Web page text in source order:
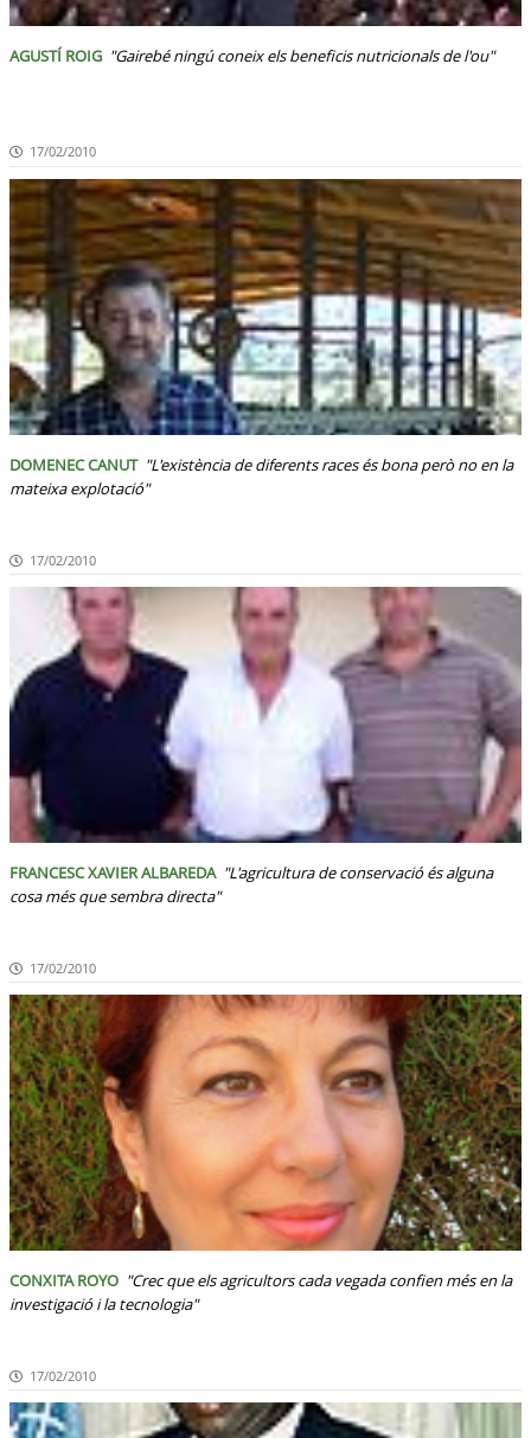
AGUSTÍ ROIG "Gairebé ningú coneix els beneficis nutricionals de l'ou"
17/02/2010
DOMENEC CANUT "L'existència de diferents races és bona però no en la
mateixa explotació"
17/02/2010
FRANCESC XAVIER ALBAREDA "L'agricultura de conservació és alguna
cosa més que sembra directa"
17/02/2010
CONXITA ROYO "Crec que els agricultors cada vegada confien més en la
investigació i la tecnologia"
17/02/2010